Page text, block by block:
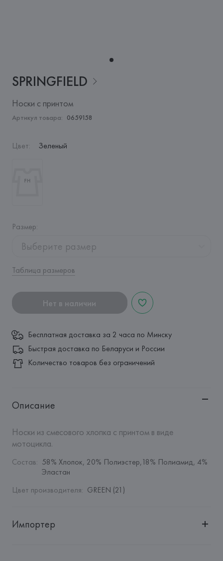
SPRINGFIELD
Носки с принтом
Артикул товара: 0659158
Цвет: Зеленый
Размер:
Выберите размер
Таблица размеров
Нет в наличии
Бесплатная доставка за 2 часа по Минску
Быстрая доставка по Беларуси и России
Количество товаров без ограничений
Описание
Носки из смесового хлопка с принтом в виде
мотоцикла.
Состав: 58% Хлопок, 20% Полиэстер,18% Полиамид, 4%
Эластан
Цвет производителя: GREEN (21)
Импортер